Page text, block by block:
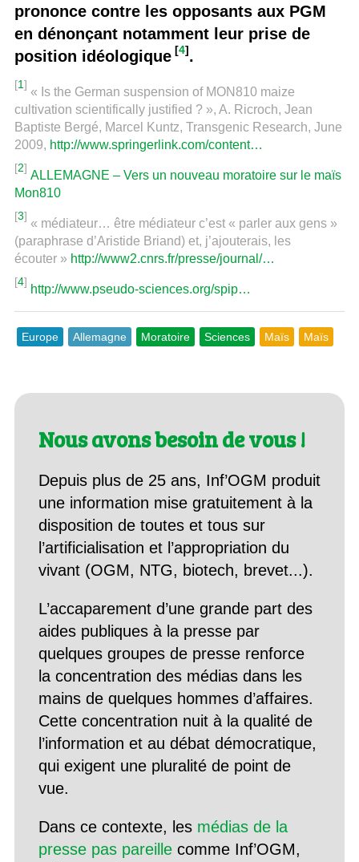
prononce contre les opposants aux PGM
en dénonçant notamment leur prise de
position idéologique [4].
[1]
« Is the German suspension of MON810 maize
cultivation scientifically justified ? », A. Ricroch, Jean
Baptiste Bergé, Marcel Kuntz, Transgenic Research, June
2009, http://www.springerlink.com/content…
[2]
ALLEMAGNE – Vers un nouveau moratoire sur le maïs
Mon810
[3]
« médiateur… être médiateur c’est « parler aux gens »
(paraphrase d’Aristide Briand) et, j’ajouterais, les
écouter » http://www2.cnrs.fr/presse/journal/…
[4]
http://www.pseudo-sciences.org/spip…
Europe Allemagne Moratoire Sciences Maïs Maïs
Nous avons besoin de vous !
Depuis plus de 25 ans, Inf’OGM produit
une information mise gratuitement à la
disposition de toutes et tous sur
l’artificialisation et l’appropriation du
vivant (OGM, NTG, biotech, brevet...).
L’accaparement d’une grande part des
aides publiques à la presse par
quelques groupes de presse renforce
la concentration des médias dans les
mains de quelques hommes d’affaires.
Cette concentration nuit à la qualité de
l’information et au débat démocratique,
qui exigent une pluralité de point de
vue.
Dans ce contexte, les médias de la
presse pas pareillecomme Inf’OGM,